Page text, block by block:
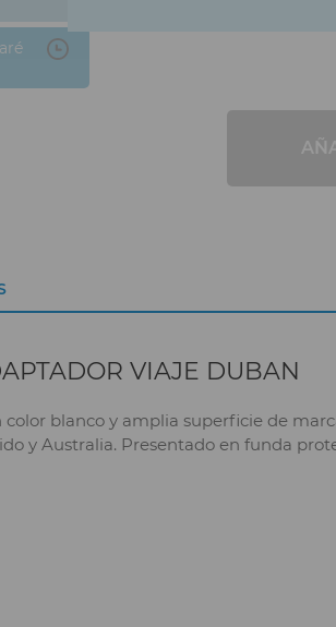
VIAJE DUBAN
blanco y amplia superficie de
y Australia. Presentado en funda